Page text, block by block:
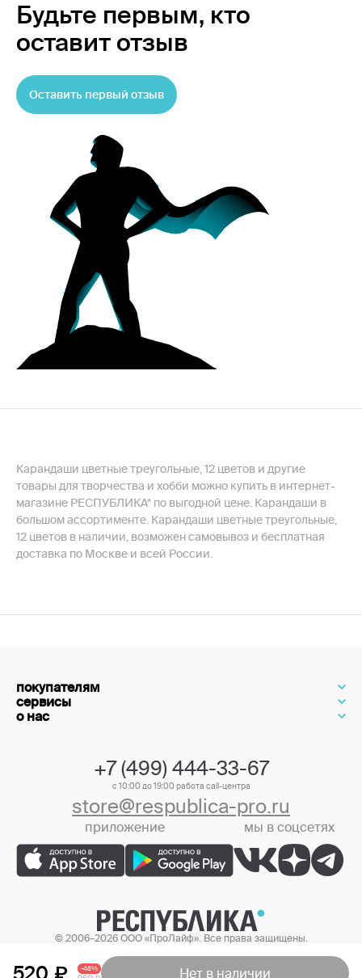
520 -46% Нет в наличии
Будьте первым, кто
оставит отзыв
Оставить первый отзыв
Карандаши цветные треугольные, 12 цветов и другие
товары для творчества и хобби можно купить в интернет-
магазине РЕСПУБЛИКА* по выгодной цене. Карандаши в
большом ассортименте. Карандаши цветные треугольные,
12 цветов в наличии, возможен самовывоз и бесплатная
доставка по Москве и всей России.
покупателям
сервисы
о нас
+7 (499) 444-33-67
с 10:00 до 19:00 работа call-центра
store@respublica-pro.ru
приложение мы в соцсетях
© 2006–2026 ООО «ПроЛайф». Все права защищены.